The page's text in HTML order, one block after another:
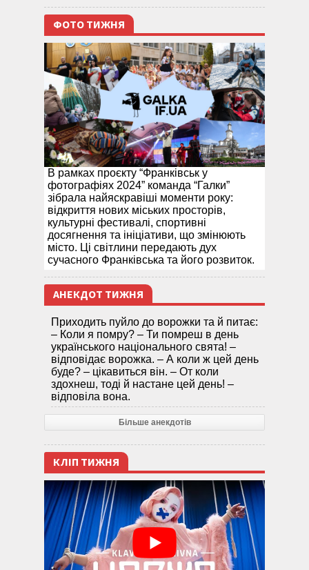
ФОТО ТИЖНЯ
В рамках проєкту “Франківськ у
фотографіях 2024” команда “Галки”
зібрала найяскравіші моменти року:
відкриття нових міських просторів,
культурні фестивалі, спортивні
досягнення та ініціативи, що змінюють
місто. Ці світлини передають дух
сучасного Франківська та його розвиток.
АНЕКДОТ ТИЖНЯ
Приходить пуйло до ворожки та й питає:
– Коли я помру? – Ти помреш в день
українського національного свята! –
відповідає ворожка. – А коли ж цей день
буде? – цікавиться він. – От коли
здохнеш, тоді й настане цей день! –
відповіла вона.
Більше анекдотів
КЛІП ТИЖНЯ